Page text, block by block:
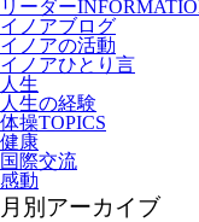
リーダー
イノアブログ
イノアの活動
イノアひとり言
人生
人生の経験
体操TOPICS
健康
国際交流
感動
月別アーカイブ